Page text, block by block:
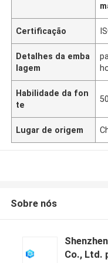
Certificação
Detalhes da emba
lagem
Habilidade da fon
te
Lugar de origem
Sobre nós
Co., Ltd.